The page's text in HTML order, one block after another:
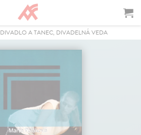
DIVADLO A TANEC, DIVADELNÁ VEDA